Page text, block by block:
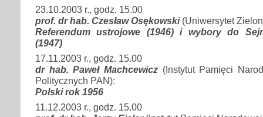
23.10.2003 r., godz. 15.00
prof. dr hab. Czesław Osękowski (Uniwersytet
Referendum ustrojowe (1946) i wybory do
(1947)
17.11.2003 r., godz. 15.00
dr hab. Paweł Machcewicz(Instytut Pamięci
Politycznych PAN):
Polski rok 1956
11.12.2003 r., godz. 15.00